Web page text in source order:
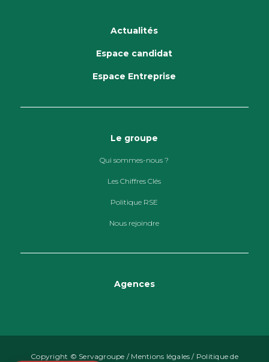
Actualités
Espace candidat
Espace Entreprise
Le groupe
Qui sommes-nous ?
Les Chiffres Clés
Politique RSE
Nous rejoindre
Agences
Copyright © Servagroupe / Mentions légales / Politique de